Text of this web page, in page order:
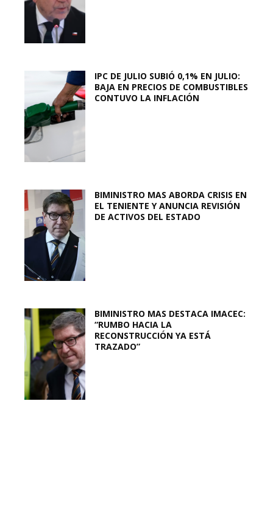
IPC DE JULIO SUBIÓ 0,1% EN JULIO:
BAJA EN PRECIOS DE COMBUSTIBLES
CONTUVO LA INFLACIÓN
BIMINISTRO MAS ABORDA CRISIS EN
EL TENIENTE Y ANUNCIA REVISIÓN
DE ACTIVOS DEL ESTADO
BIMINISTRO MAS DESTACA IMACEC:
“RUMBO HACIA LA
RECONSTRUCCIÓN YA ESTÁ
TRAZADO”